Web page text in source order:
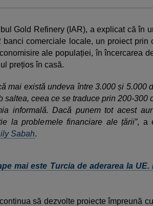
Gold Refinery (IAR), a explicat că în
banci comerciale locale, un proiect prin
ale populației, în încercarea
prețios în casă.
mai există undeva între 3.000 și 5.000
saltea, ceea ce se traduce prin 200-300
informală. Dacă punem tot acest
la problemele financiare ale țării”, a
Sabah.
mai este Turcia de aderarea la UE.
să dezvolte proiecte împreună